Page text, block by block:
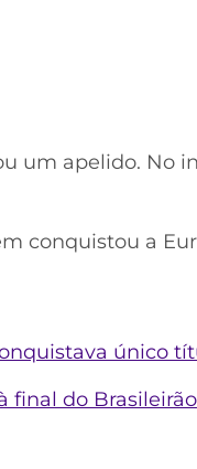
um apelido. No
conquistou a
único
final do Brasileirão